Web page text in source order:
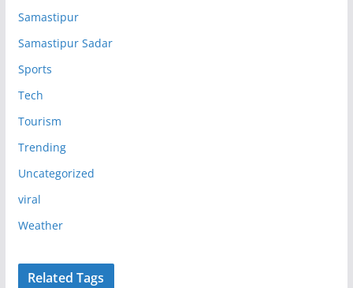
Samastipur
Samastipur Sadar
Sports
Tech
Tourism
Trending
Uncategorized
viral
Weather
Related Tags